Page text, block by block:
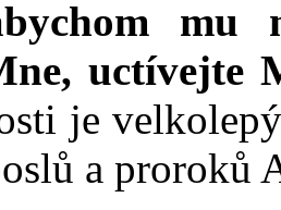
mu
uctívejte
je
a proroků